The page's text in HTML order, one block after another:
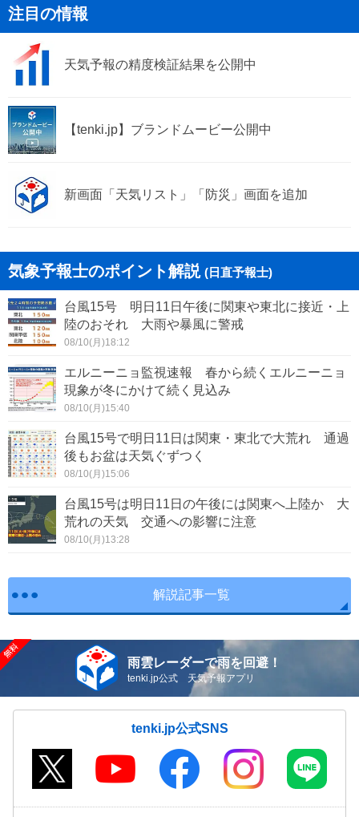
立科町 青木村
富士見町 原村
山形村
注目の情報
天気予報の精度検証結果を公開中
【tenki.jp】ブランドムービー公開中
新画面「天気リスト」「防災」画面を追加
気象予報士のポイント解説 (日直予報士)
台風15号 明日11日午後に関東や東北に接近・上
陸のおそれ 大雨や暴風に警戒
08/10(月)18:12
エルニーニョ監視速報 春から続くエルニーニョ
現象が冬にかけて続く見込み
08/10(月)15:40
台風15号で明日11日は関東・東北で大荒れ 通過
後もお盆は天気ぐずつく
08/10(月)15:06
台風15号は明日11日の午後には関東へ上陸か 大
荒れの天気 交通への影響に注意
08/10(月)13:28
解説記事一覧
雨雲レーダーで雨を回避！
tenki.jp公式 天気予報アプリ
tenki.jp公式SNS